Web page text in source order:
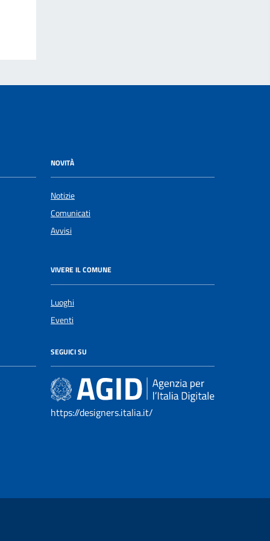
NOVITÀ
Notizie
Comunicati
Avvisi
VIVERE IL COMUNE
Luoghi
Eventi
SEGUICI SU
https://designers.italia.it/